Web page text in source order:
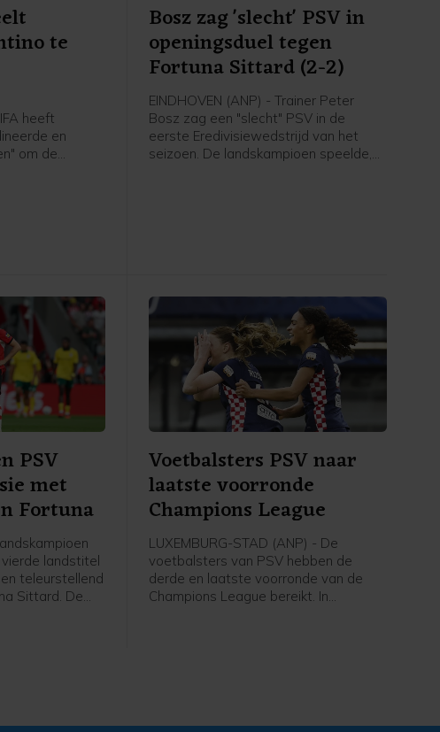
te
heeft
en
om de
Bosz zag 'slecht' PSV in
openingsduel tegen
Fortuna Sittard (2-2)
EINDHOVEN (ANP) - Trainer Peter
Bosz zag een "slecht" PSV in de
eerste Eredivisiewedstrijd van het
seizoen. De landskampioen speelde,
PSV
met
Fortuna
landstitel
teleurstellend
Sittard. De
Voetbalsters PSV naar
laatste voorronde
Champions League
LUXEMBURG-STAD (ANP) - De
voetbalsters van PSV hebben de
derde en laatste voorronde van de
Champions League bereikt. In